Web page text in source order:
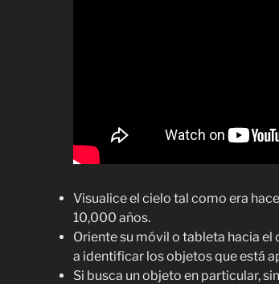
Visualice el cielo tal como era
10,000 años.
Oriente su móvil o tableta hacia
a identificar los objetos que está
Si busca un objeto en particular,